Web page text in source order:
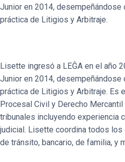
Junior en 2014, desempeñándose
práctica de Litigios y Arbitraje.
Lisette ingresó a LEĜA en el año
Junior en 2014, desempeñándose
práctica de Litigios y Arbitraje. Es
Procesal Civil y Derecho
tribunales incluyendo experiencia
judicial. Lisette coordina todos
de tránsito, bancario, de familia, y